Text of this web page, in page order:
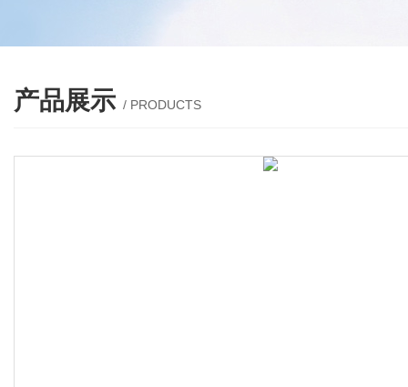
产品展示 / PRODUCTS